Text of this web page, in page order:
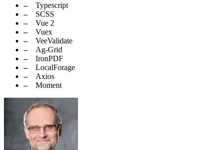
Typescript
SCSS
Vue 2
Vuex
VeeValidate
Ag-Grid
IronPDF
LocalForage
Axios
Moment